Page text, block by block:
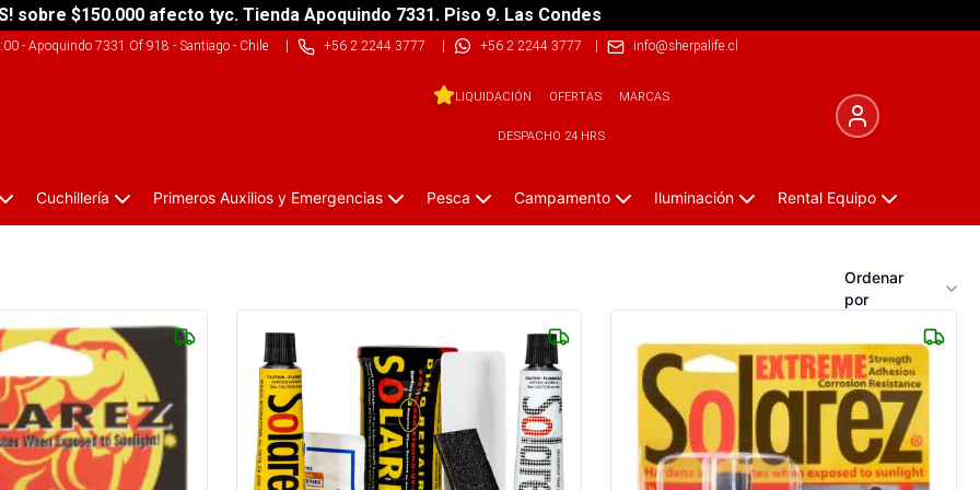
sobre $150.000 afecto tyc. Tienda Apoquindo 7331. Piso 9. Las Condes
- Apoquindo 7331 Of 918 - Santiago - Chile| +56 2 2244 3777 | +56 2 2244 3777 | info@sherpalife.cl
LIQUIDACIÓN OFERTAS MARCAS
DESPACHO 24 HRS
Cuchillería Primeros Auxilios y Emergencias Pesca Campamento Iluminación Rental Equipo
Ordenar
por